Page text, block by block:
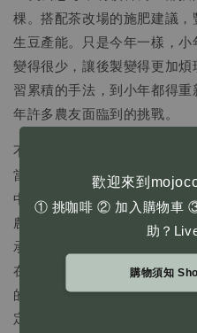
歡迎來到
① 挑咖啡 ② 加入購物車
助？
購物須知
棵。搭配茶改場的施肥建議
生豆產能。只是今年一樣，
變得很少，讓後製變得更加
習累積的手法，到小年都得
年許多農友面臨到的挑戰。
不像是檳榔可以賣給盤商，咖
當然，東哥也跟樺瑞一樣，東
中巴帶著團客到各草嶺景點踩
農產品，包括蜂蜜、咖啡、還
承，種咖啡之後，最大的困境
在農業上的經驗，對咖啡田園
的樹形都相當健康，去年也在
定。只是農友專精的本行還是